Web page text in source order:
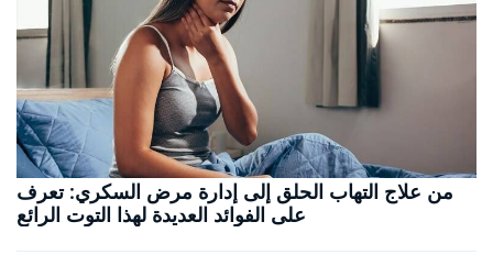
من علاج التهاب الحلق إلى إدارة مرض السكري: تعرف
على الفوائد العديدة لهذا التوت الرائع